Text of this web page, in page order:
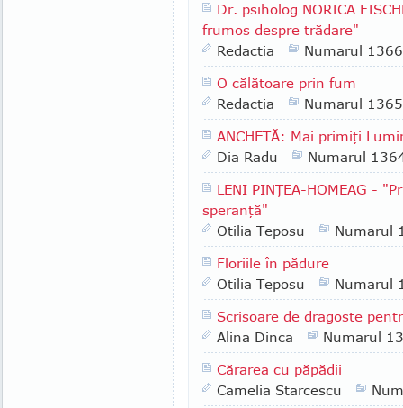
Dr. psiholog NORICA
frumos despre trădare"
Redactia
Numarul 1366
O călătoare prin fum
Redactia
Numarul 1365
ANCHETĂ: Mai primiţi
Dia Radu
Numarul
LENI PINŢEA-HOMEAG -
speranţă"
Otilia Teposu
Numarul
Floriile în pădure
Otilia Teposu
Numarul
Scrisoare de dragoste
Alina Dinca
Numarul
Cărarea cu păpădii
Camelia Starcescu